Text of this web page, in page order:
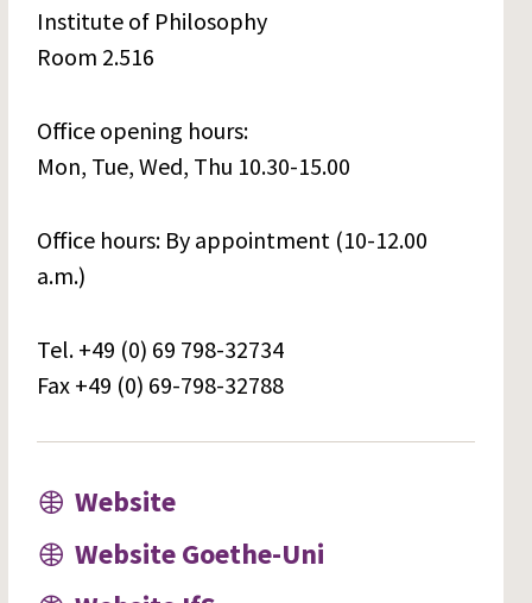
Institute of Philosophy
Room 2.516
Office opening hours:
Mon, Tue, Wed, Thu 10.30-15.00
Office hours: By appointment (10-12.00
a.m.)
Tel. +49 (0) 69 798-32734
Fax +49 (0) 69-798-32788
Website
Website Goethe-Uni